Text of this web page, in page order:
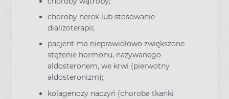
choroby nerek lub stosowanie
dializoterapii;
pacjent ma nieprawidłowo zwiększone
stężenie hormonu, nazywanego
aldosteronem, we krwi (pierwotny
aldosteronizm);
kolagenozy naczyń (choroba tkanki